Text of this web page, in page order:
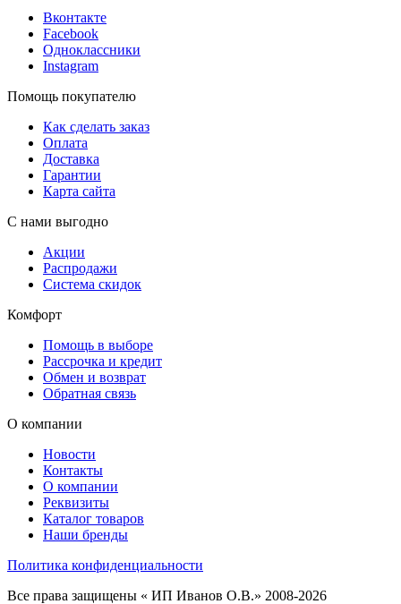
Вконтакте
Facebook
Одноклассники
Instagram
Помощь покупателю
Как сделать заказ
Оплата
Доставка
Гарантии
Карта сайта
С нами выгодно
Акции
Распродажи
Система скидок
Комфорт
Помощь в выборе
Рассрочка и кредит
Обмен и возврат
Обратная связь
О компании
Новости
Контакты
О компании
Реквизиты
Каталог товаров
Наши бренды
Политика конфиденциальности
Все права защищены « ИП Иванов О.В.» 2008-2026